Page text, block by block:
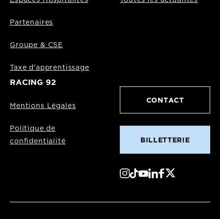
Partenaires
Groupe & CSE
Taxe d'apprentissage
RACING 92
Mentions Légales
Politique de
confidentialité
CONTACT
BILLETTERIE